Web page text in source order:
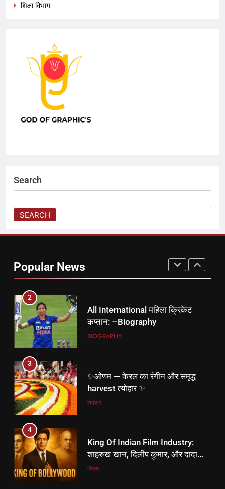
शिक्षा विभाग
Search
SEARCH
Popular News
भविष्य Children’s Day 2025
कृषि का महाउत्सव🌾
3
✨ओणम — केरल का रंगीन और समृद्ध
harvest त्योहार ✨
त्योहार
4
King Of Indian Film Industry:
शाहरुख खान, दिलीप कुमार, और दादा
साहब फाल्के।
फिल्म
5
तमिल फिल्म इंडस्ट्री का सबसे महंगा
सितारा
फिल्म